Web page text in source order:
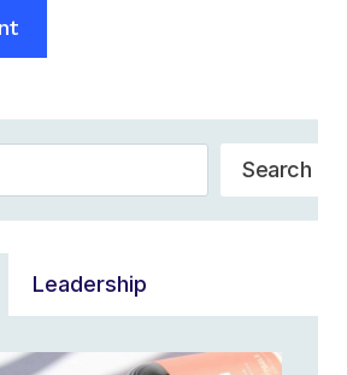
Search
Leadership